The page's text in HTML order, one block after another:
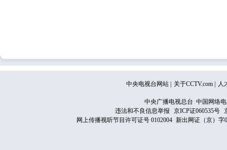
中央电视台网站 关于CCTV.com 人
中央广播电视总台 中国网络
违法和不良信息举报
京ICP证060535号
网上传播视听节目许可证号 0102004 新出网证（京）